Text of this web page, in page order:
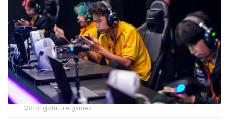
Фото: gofuture.games